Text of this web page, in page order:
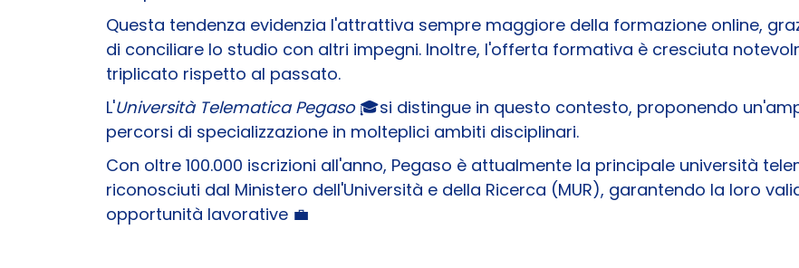
Questa tendenza evidenzia l'attrattiva sempre maggiore della formazione online,
di conciliare lo studio con altri impegni. Inoltre, l'offerta formativa è cresciuta
triplicato rispetto al passato.
L'Università Telematica Pegaso 🎓si distingue in questo contesto, proponendo
percorsi di specializzazione in molteplici ambiti disciplinari.
Con oltre 100.000 iscrizioni all'anno, Pegaso è attualmente la principale università
riconosciuti dal Ministero dell'Università e della Ricerca (MUR), garantendo la loro
opportunità lavorative 💼